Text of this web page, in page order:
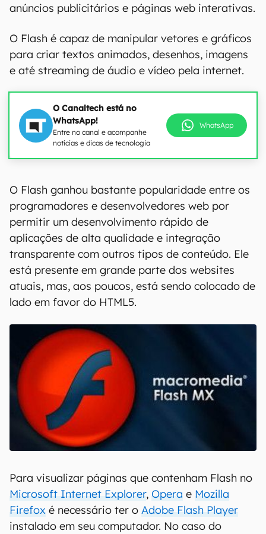
anúncios publicitários e páginas web interativas.
O Flash é capaz de manipular vetores e gráficos
para criar textos animados, desenhos, imagens
e até streaming de áudio e vídeo pela internet.
O Canaltech está no
WhatsApp!
Entre no canal e acompanhe
notícias e dicas de tecnologia
WhatsApp
O Flash ganhou bastante popularidade entre os
programadores e desenvolvedores web por
permitir um desenvolvimento rápido de
aplicações de alta qualidade e integração
transparente com outros tipos de conteúdo. Ele
está presente em grande parte dos websites
atuais, mas, aos poucos, está sendo colocado de
lado em favor do HTML5.
Para visualizar páginas que contenham Flash no
Microsoft Internet Explorer, Opera e Mozilla
Firefox é necessário ter o Adobe Flash Player
instalado em seu computador. No caso do